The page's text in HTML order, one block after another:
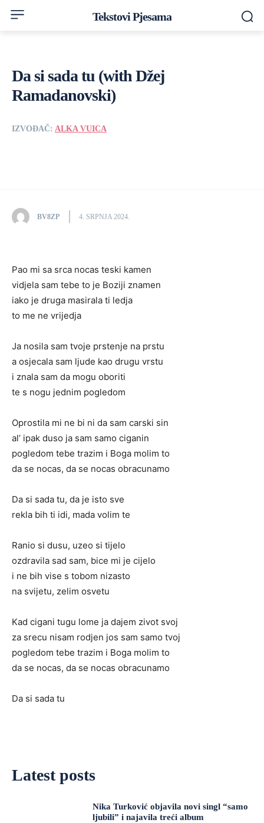
Tekstovi Pjesama
Da si sada tu (with Džej
Ramadanovski)
IZVOĐAČ: ALKA VUICA
BV8ZP 4. SRPNJA 2024.
Pao mi sa srca nocas teski kamen
vidjela sam tebe to je Boziji znamen
iako je druga masirala ti ledja
to me ne vrijedja
Ja nosila sam tvoje prstenje na prstu
a osjecala sam ljude kao drugu vrstu
i znala sam da mogu oboriti
te s nogu jednim pogledom
Oprostila mi ne bi ni da sam carski sin
al’ ipak duso ja sam samo ciganin
pogledom tebe trazim i Boga molim to
da se nocas, da se nocas obracunamo
Da si sada tu, da je isto sve
rekla bih ti idi, mada volim te
Ranio si dusu, uzeo si tijelo
ozdravila sad sam, bice mi je cijelo
i ne bih vise s tobom nizasto
na svijetu, zelim osvetu
Kad cigani tugu lome ja dajem zivot svoj
za srecu nisam rodjen jos sam samo tvoj
pogledom tebe trazim i Boga molim to
da se nocas, da se nocas obracunamo
Da si sada tu
Latest posts
Nika Turković objavila novi singl “samo
ljubili” i najavila treći album